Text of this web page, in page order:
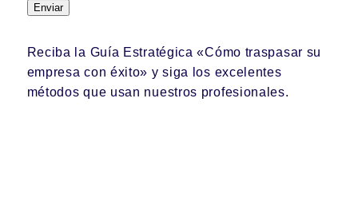
Enviar
Reciba la Guía Estratégica «Cómo traspasar su
empresa con éxito» y siga los excelentes
métodos que usan nuestros profesionales.